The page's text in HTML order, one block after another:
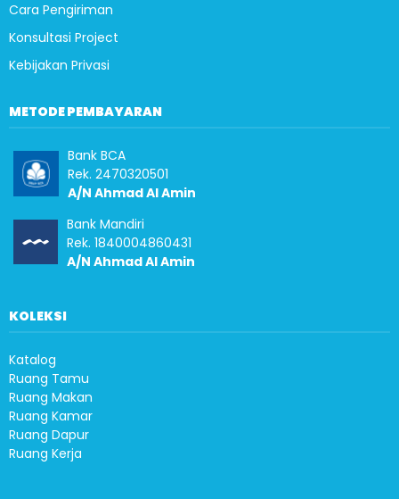
Cara Pengiriman
Konsultasi Project
Kebijakan Privasi
METODE PEMBAYARAN
Bank BCA
Rek. 2470320501
A/N Ahmad Al Amin
Bank Mandiri
Rek. 1840004860431
A/N Ahmad Al Amin
KOLEKSI
Katalog
Ruang Tamu
Ruang Makan
Ruang Kamar
Ruang Dapur
Ruang Kerja